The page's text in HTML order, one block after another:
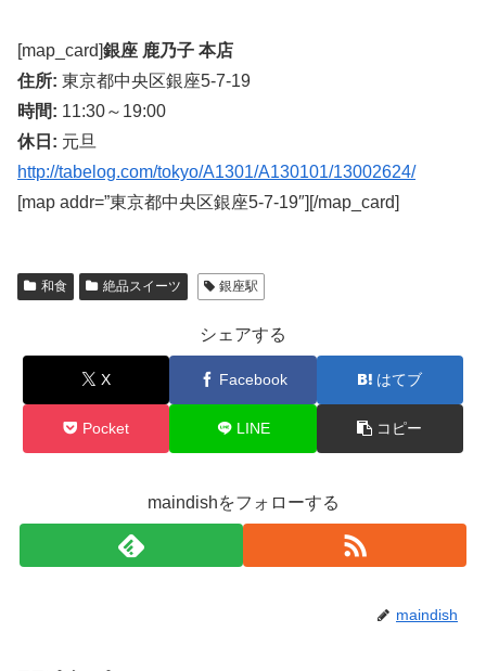
[map_card]銀座 鹿乃子 本店
住所: 東京都中央区銀座5-7-19
時間: 11:30～19:00
休日: 元旦
http://tabelog.com/tokyo/A1301/A130101/13002624/
[map addr=”東京都中央区銀座5-7-19″][/map_card]
和食 絶品スイーツ 銀座駅
シェアする
X Facebook はてブ
Pocket LINE コピー
maindishをフォローする
maindish